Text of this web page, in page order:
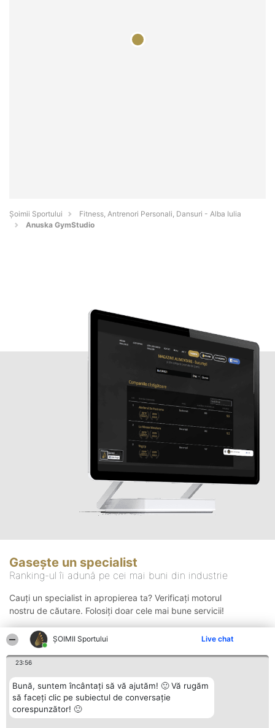
ȘOIMII Sportului Live chat
23:56
Bună, suntem încântați să vă ajutăm! 🙂 Vă rugăm
să faceți clic pe subiectul de conversație
corespunzător! 🙂
Șoimii Sportului
Fitness, Antrenori Personali, Dansuri - Alba Iulia
Anuska GymStudio
Gasește un specialist
Ranking-ul îi adună pe cei mai buni din industrie
Cauți un specialist in apropierea ta? Verificați motorul
nostru de căutare. Folosiți doar cele mai bune servicii!